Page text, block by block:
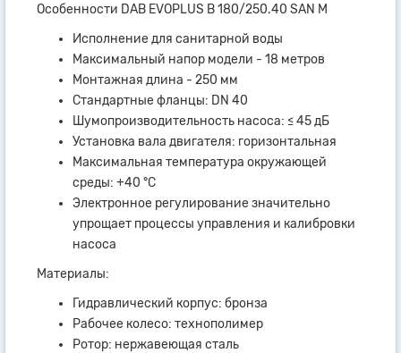
Особенности DAB EVOPLUS B 180/250.40 SAN M
Исполнение для санитарной воды
Максимальный напор модели - 18 метров
Монтажная длина - 250 мм
Стандартные фланцы: DN 40
Шумопроизводительность насоса: ≤ 45 дБ
Установка вала двигателя: горизонтальная
Максимальная температура окружающей
среды: +40 °C
Электронное регулирование значительно
упрощает процессы управления и калибровки
насоса
Материалы:
Гидравлический корпус: бронза
Рабочее колесо: технополимер
Ротор: нержавеющая сталь